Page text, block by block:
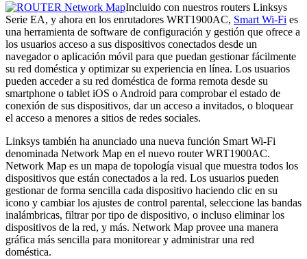
Incluido con nuestros routers Linksys
Serie EA, y ahora en los enrutadores WRT1900AC, Smart Wi-Fi es
una herramienta de software de configuración y gestión que ofrece a
los usuarios acceso a sus dispositivos conectados desde un
navegador o aplicación móvil para que puedan gestionar fácilmente
su red doméstica y optimizar su experiencia en línea. Los usuarios
pueden acceder a su red doméstica de forma remota desde su
smartphone o tablet iOS o Android para comprobar el estado de
conexión de sus dispositivos, dar un acceso a invitados, o bloquear
el acceso a menores a sitios de redes sociales.
Linksys también ha anunciado una nueva función Smart Wi-Fi
denominada Network Map en el nuevo router WRT1900AC.
Network Map es un mapa de topología visual que muestra todos los
dispositivos que están conectados a la red. Los usuarios pueden
gestionar de forma sencilla cada dispositivo haciendo clic en su
icono y cambiar los ajustes de control parental, seleccione las bandas
inalámbricas, filtrar por tipo de dispositivo, o incluso eliminar los
dispositivos de la red, y más. Network Map provee una manera
gráfica más sencilla para monitorear y administrar una red
doméstica.